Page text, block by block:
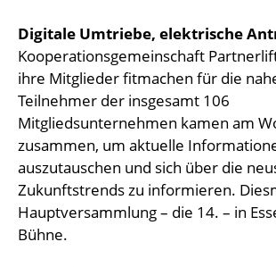
Digitale Umtriebe, elektrische
Kooperationsgemeinschaft
ihre Mitglieder fitmachen für die
Teilnehmer der insgesamt 106
Mitgliedsunternehmen kamen am
zusammen, um aktuelle
auszutauschen und sich über die
Zukunftstrends zu informieren.
Hauptversammlung – die 14. – in
Bühne.